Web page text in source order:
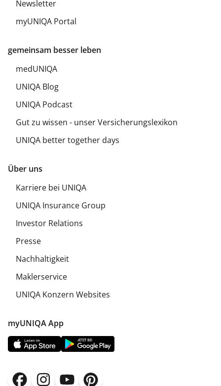
Newsletter
myUNIQA Portal
gemeinsam besser leben
medUNIQA
UNIQA Blog
UNIQA Podcast
Gut zu wissen - unser Versicherungslexikon
UNIQA better together days
Über uns
Karriere bei UNIQA
UNIQA Insurance Group
Investor Relations
Presse
Nachhaltigkeit
Maklerservice
UNIQA Konzern Websites
myUNIQA App